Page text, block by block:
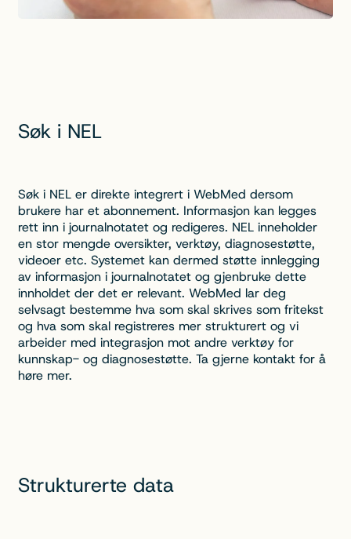
Søk i NEL
Søk i NEL er direkte integrert i WebMed dersom
brukere har et abonnement. Informasjon kan legges
rett inn i journalnotatet og redigeres. NEL inneholder
en stor mengde oversikter, verktøy, diagnosestøtte,
videoer etc. Systemet kan dermed støtte innlegging
av informasjon i journalnotatet og gjenbruke dette
innholdet der det er relevant. WebMed lar deg
selvsagt bestemme hva som skal skrives som fritekst
og hva som skal registreres mer strukturert og vi
arbeider med integrasjon mot andre verktøy for
kunnskap- og diagnosestøtte. Ta gjerne kontakt for å
høre mer.
Strukturerte data